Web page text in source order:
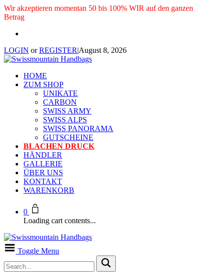
Wir akzeptieren momentan 50 bis 100% WIR auf den ganzen
Betrag
LOGIN orREGISTER|August 8, 2026
HOME
ZUM SHOP
UNIKATE
CARBON
SWISS ARMY
SWISS ALPS
SWISS PANORAMA
GUTSCHEINE
BLACHEN DRUCK
HÄNDLER
GALLERIE
ÜBER UNS
KONTAKT
WARENKORB
0
Loading cart contents...
Toggle Menu